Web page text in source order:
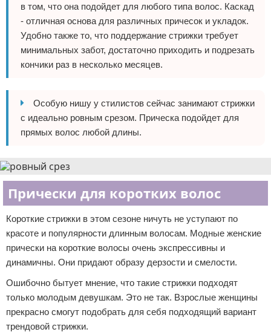
в том, что она подойдет для любого типа волос. Каскад
- отличная основа для различных причесок и укладок.
Удобно также то, что поддержание стрижки требует
минимальных забот, достаточно приходить и подрезать
кончики раз в несколько месяцев.
Особую нишу у стилистов сейчас занимают стрижки
с идеально ровным срезом. Прическа подойдет для
прямых волос любой длины.
Прически для коротких волос
Короткие стрижки в этом сезоне ничуть не уступают по
красоте и популярности длинным волосам. Модные женские
прически на короткие волосы очень экспрессивны и
динамичны. Они придают образу дерзости и смелости.
Ошибочно бытует мнение, что такие стрижки подходят
только молодым девушкам. Это не так. Взрослые женщины
прекрасно смогут подобрать для себя подходящий вариант
трендовой стрижки.